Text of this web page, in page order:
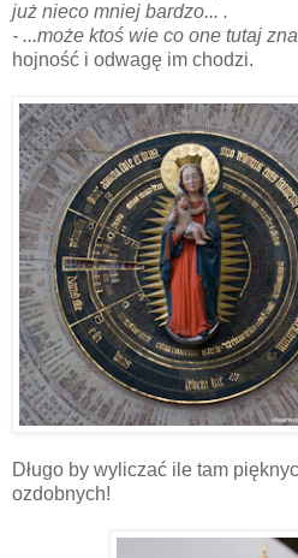
już nieco mniej bardzo... .
- ...może ktoś wie co one tutaj
hojność i odwagę im chodzi.
Długo by wyliczać ile tam
ozdobnych!